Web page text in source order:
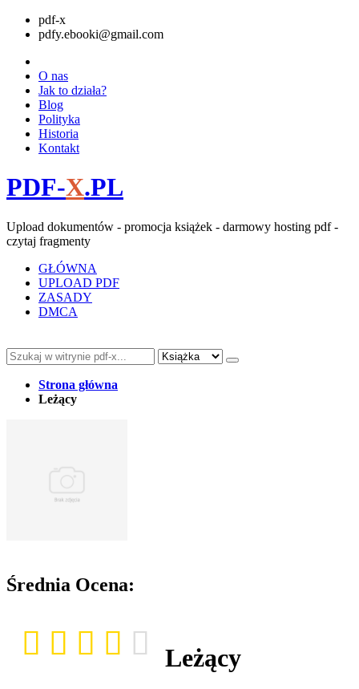
pdf-x
pdfy.ebooki@gmail.com
O nas
Jak to działa?
Blog
Polityka
Historia
Kontakt
PDF-X.PL
Upload dokumentów - promocja książek - darmowy hosting pdf -
czytaj fragmenty
GŁÓWNA
UPLOAD PDF
ZASADY
DMCA
Strona główna
Leżący
Średnia Ocena:
Leżący